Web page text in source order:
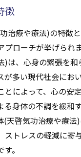
徴
治療や療法)の特徴
プローチが挙げられ
)は、心身の緊張を和
が多い現代社会にお
とによって、心の安
る身体の不調を緩和
(天啓気功治療や療法
ストレスの軽減に寄
。